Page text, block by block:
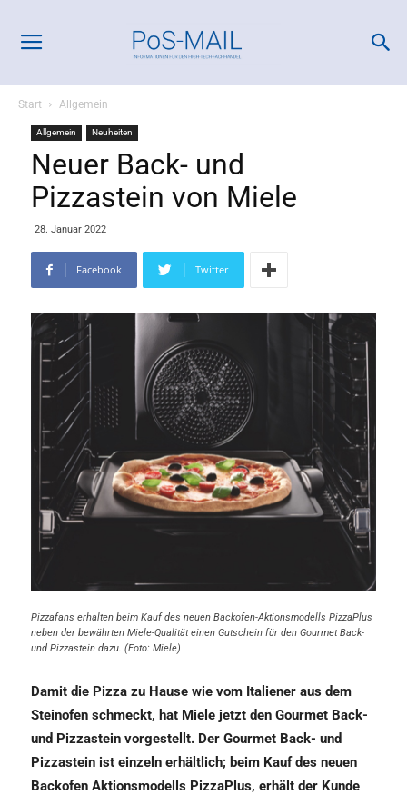
Start Allgemein
Allgemein Neuheiten
Neuer Back- und
Pizzastein von Miele
28. Januar 2022
Facebook Twitter
Pizzafans erhalten beim Kauf des neuen Backofen-Aktionsmodells PizzaPlus
neben der bewährten Miele-Qualität einen Gutschein für den Gourmet Back-
und Pizzastein dazu. (Foto: Miele)
Damit die Pizza zu Hause wie vom Italiener aus dem
Steinofen schmeckt, hat Miele jetzt den Gourmet Back-
und Pizzastein vorgestellt. Der Gourmet Back- und
Pizzastein ist einzeln erhältlich; beim Kauf des neuen
Backofen Aktionsmodells PizzaPlus, erhält der Kunde